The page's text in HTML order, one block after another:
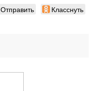
Отправить Класснуть